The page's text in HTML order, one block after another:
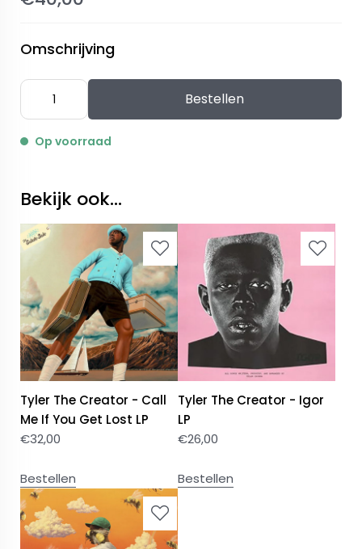
Omschrijving
Bestellen
Op voorraad
Bekijk ook...
Tyler The Creator - Call
Me If You Get Lost LP
€32,00
Bestellen
Tyler The Creator - Igor
LP
€26,00
Bestellen